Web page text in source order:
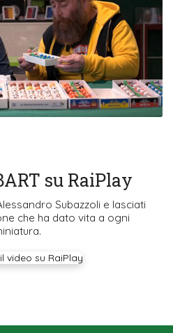
su RaiPlay
Subazzoli e lasciati
che ha dato vita a ogni